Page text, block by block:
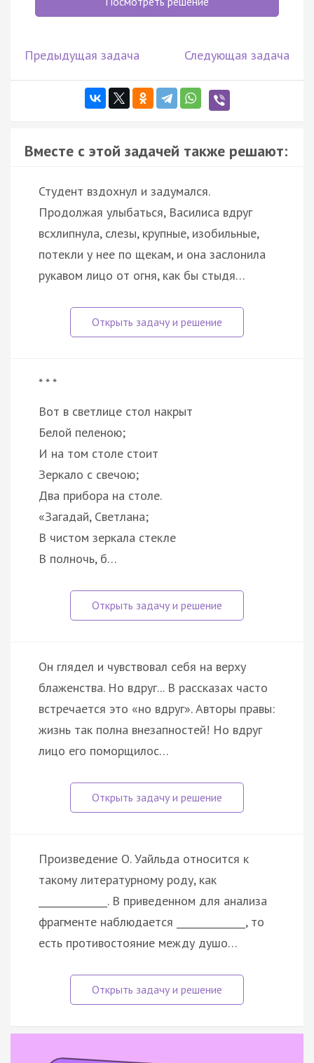
Предыдущая задача Следующая задача
Вместе с этой задачей также решают:
Студент вздохнул и задумался.
Продолжая улыбаться, Василиса вдруг
всхлипнула, слезы, крупные, изобильные,
потекли у нее по щекам, и она заслонила
рукавом лицо от огня, как бы стыдя…
* * *
Вот в светлице стол накрыт
Белой пеленою;
И на том столе стоит
Зеркало с свечою;
Два прибора на столе.
«Загадай, Светлана;
В чистом зеркала стекле
В полночь, б…
Он глядел и чувствовал себя на верху
блаженства. Но вдруг... В рассказах часто
встречается это «но вдруг». Авторы правы:
жизнь так полна внезапностей! Но вдруг
лицо его поморщилос…
Произведение О. Уайльда относится к
такому литературному роду, как
______________. В приведенном для анализа
фрагменте наблюдается ______________, то
есть противостояние между душо…